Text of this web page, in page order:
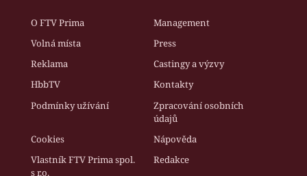
O FTV Prima
Management
Volná místa
Press
Reklama
Castingy a výzvy
HbbTV
Kontakty
Podmínky užívání
Zpracování osobních
údajů
Cookies
Nápověda
Vlastník FTV Prima spol.
s r.o.
Redakce